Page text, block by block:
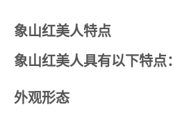
象山红美人特点
象山红美人具有以下特点：
外观形态